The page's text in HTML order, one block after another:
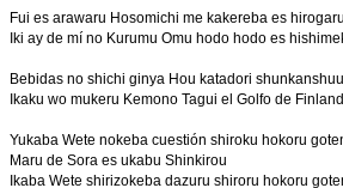
Fui es arawaru Hosomichi me kakereba es
Iki ay de mí no Kurumu Omu hodo hodo es
Bebidas no shichi ginya Hou katadori
Ikaku wo mukeru Kemono Tagui el Golfo de
Yukaba Wete nokeba cuestión shiroku hokoru
Maru de Sora es ukabu Shinkirou
Ikaba Wete shirizokeba dazuru shiroru hokoru